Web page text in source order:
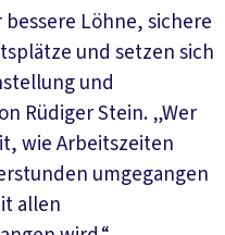
Löhne, sichere
und setzen sich
und
Rüdiger Stein. „Wer
wie Arbeitszeiten
umgegangen
allen